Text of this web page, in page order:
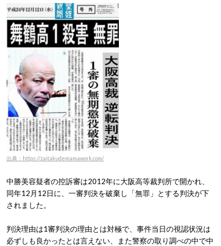
出典：https://zaitakudemamawork.com/
中勝美容疑者の控訴審は2012年に大阪高等裁判所で開かれ、
同年12月12日に、一審判決を破棄し「無罪」とする判決が下
されました。
判決理由は1審判決の理由とは対極で、事件当日の視認状況は
必ずしも良かったとは言えない、また警察の取り調べの中で中